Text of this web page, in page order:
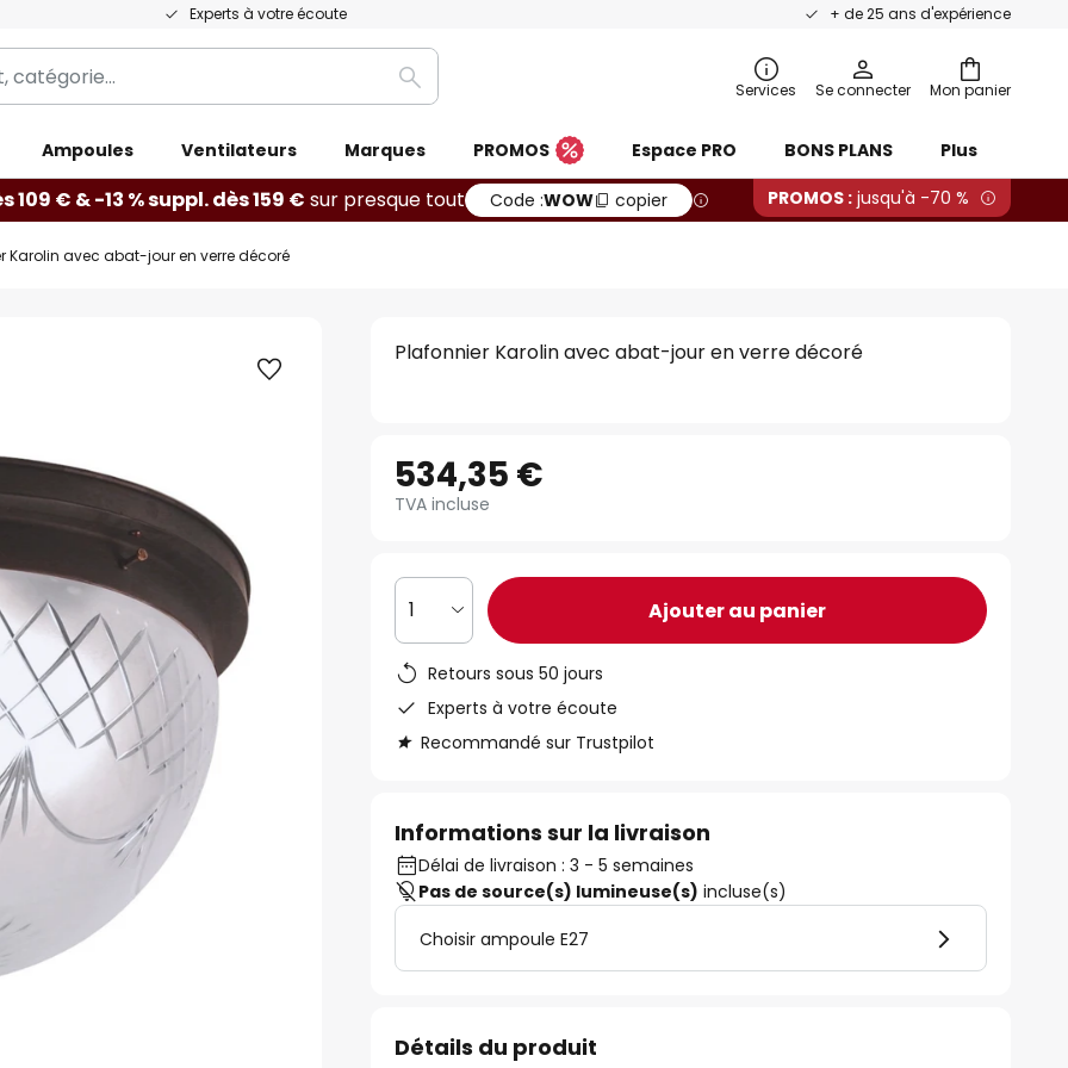
Experts à votre écoute + de 25 ans d'expérience
Mon panier
Rechercher Services Se connecter
Ampoules Ventilateurs Marques PROMOS Espace PRO BONS PLANS Plus
109 € & -13 % suppl. dès 159 € sur presque tout Code :WOW copier PROMOS : jusqu'à -70 %
Karolin avec abat-jour en verre décoré
Plafonnier Karolin avec abat-jour en verre décoré
534,35 €
TVA incluse
1 Ajouter au panier
Retours sous 50 jours
Experts à votre écoute
Recommandé sur Trustpilot
Informations sur la livraison
Délai de livraison : 3 - 5 semaines
Pas de source(s) lumineuse(s) incluse(s)
Choisir ampoule E27
Détails du produit